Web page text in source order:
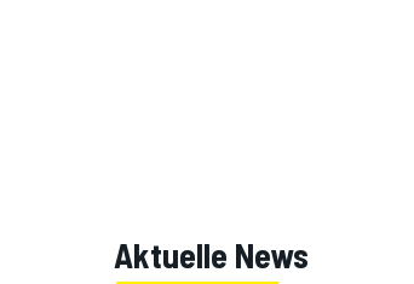
Aktuelle News